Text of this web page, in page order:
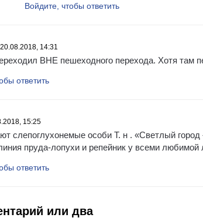
Войдите, чтобы ответить
20.08.2018, 14:31
ВНЕ пешеходного перехода. Хотя там
ответить
15:25
слепоглухонемые особи Т. н . «Светлый
пруда-лопухи и репейник у всеми
ответить
или два